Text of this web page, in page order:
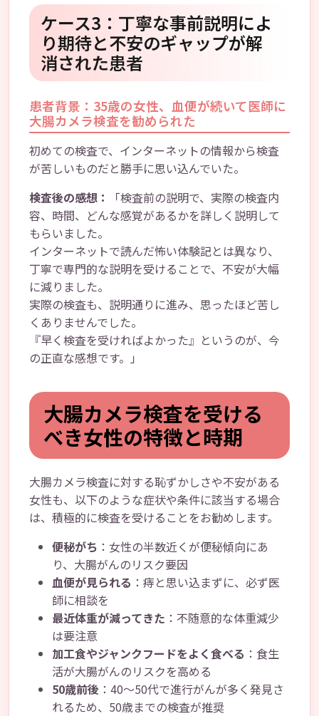
ケース3：丁寧な事前説明によ
り期待と不安のギャップが解
消された患者
患者背景：35歳の女性、血便が続いて医師に
大腸カメラ検査を勧められた
初めての検査で、インターネットの情報から検査
が苦しいものだと勝手に思い込んでいた。
検査後の感想：
「検査前の説明で、実際の検査内
容、時間、どんな感覚があるかを詳しく説明して
もらいました。
インターネットで読んだ怖い体験記とは異なり、
丁寧で専門的な説明を受けることで、不安が大幅
に減りました。
実際の検査も、説明通りに進み、思ったほど苦し
くありませんでした。
『早く検査を受ければよかった』というのが、今
の正直な感想です。」
大腸カメラ検査を受ける
べき女性の特徴と時期
大腸カメラ検査に対する恥ずかしさや不安がある
女性も、以下のような症状や条件に該当する場合
は、積極的に検査を受けることをお勧めします。
便秘がち ：女性の半数近くが便秘傾向にあ
り、大腸がんのリスク要因
血便が見られる ：痔と思い込まずに、必ず医
師に相談を
最近体重が減ってきた ：不随意的な体重減少
は要注意
加工食やジャンクフードをよく食べる ：食生
活が大腸がんのリスクを高める
50歳前後 ：40～50代で進行がんが多く発見さ
れるため、50歳までの検査が推奨